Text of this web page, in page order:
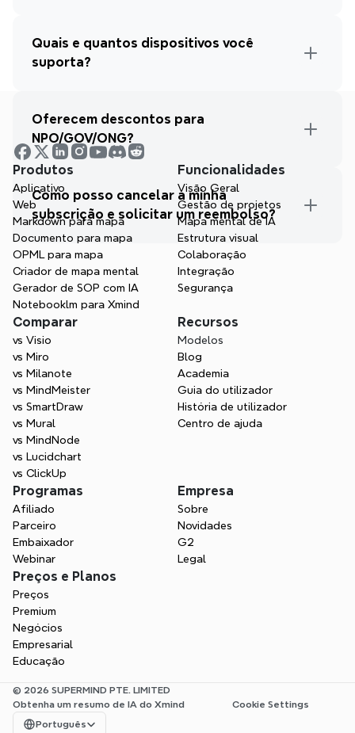
Quais e quantos dispositivos você
suporta?
Oferecem descontos para
NPO/GOV/ONG?
Como posso cancelar a minha
subscrição e solicitar um reembolso?
Produtos
Aplicativo
Web
Markdown para mapa
Documento para mapa
OPML para mapa
Criador de mapa mental
Gerador de SOP com IA
Notebooklm para Xmind
Funcionalidades
Visão Geral
Gestão de projetos
Mapa mental de IA
Estrutura visual
Colaboração
Integração
Segurança
Comparar
vs Visio
vs Miro
vs Milanote
vs MindMeister
vs SmartDraw
vs Mural
vs MindNode
vs Lucidchart
vs ClickUp
Recursos
Modelos
Blog
Academia
Guia do utilizador
História de utilizador
Centro de ajuda
Programas
Afiliado
Parceiro
Embaixador
Webinar
Empresa
Sobre
Novidades
G2
Legal
Preços e Planos
Preços
Premium
Negócios
Empresarial
Educação
© 2026 SUPERMIND PTE. LIMITED
Obtenha um resumo de IA do Xmind
Cookie Settings
Select Language
Português